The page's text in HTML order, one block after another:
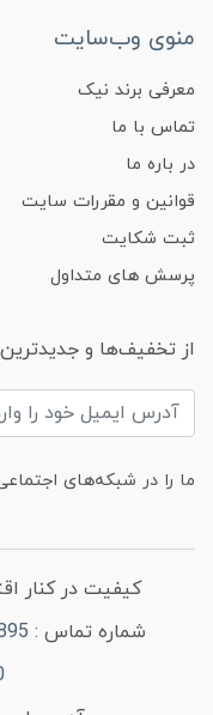
منوی وب‌سایت
معرفی برند نیک
تماس با ما
در باره ما
قوانین و مقررات سایت
ثبت شکایت
پرسش های متداول
از تخفیف‌ها و
ما را در شبکه‌های
کیفیت در کنار
شماره تماس :